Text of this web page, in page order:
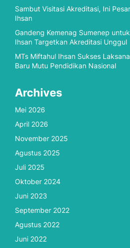
Sambut Visitasi Akreditasi, Ini
Ihsan
Gandeng Kemenag Sumenep
Ihsan Targetkan Akreditasi Unggul
MTs Miftahul Ihsan Sukses
Baru Mutu Pendidikan Nasional
Archives
Mei 2026
April 2026
November 2025
Agustus 2025
Juli 2025
Oktober 2024
Juni 2023
September 2022
Agustus 2022
Juni 2022